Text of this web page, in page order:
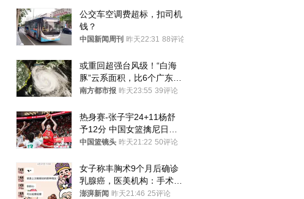
公交车空调费超标，扣司机
钱？
中国新闻周刊 昨天22:31 88评论
或重回超强台风级！“白海
豚”云系面积，比6个广东还
大！深圳官方：注意这件事
南方都市报 昨天23:55 39评论
热身赛-张子宇24+11杨舒
予12分 中国女篮擒尼日利
亚
中国篮镜头 昨天21:22 50评论
女子称丰胸术9个月后确诊
乳腺癌，医美机构：手术不
可能引发癌症，建议走司法
澎湃新闻 昨天21:46 25评论